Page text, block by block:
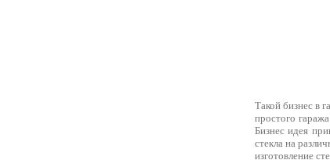
Такой бизнес в
простого
Бизнес идея
стекла на
изготовление